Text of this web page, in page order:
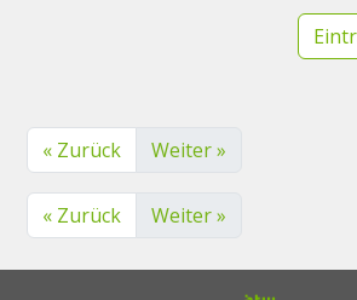
« Zurück Weiter »
« Zurück Weiter »